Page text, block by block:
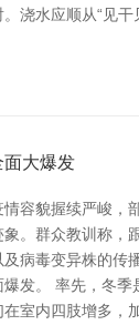
浇水应顺从“见干
面大爆发
容貌握续严峻，
。群众教训称，
病毒变异株的传
发。 率先，冬季
室内四肢增多，